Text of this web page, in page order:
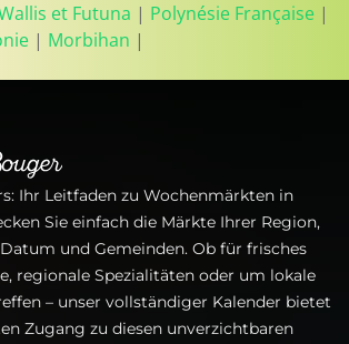
et Futuna | Polynésie Française |
| Morbihan |
Ihr Leitfaden zu Wochenmärkten in
Sie einfach die Märkte Ihrer Region,
und Gemeinden. Ob für frisches
regionale Spezialitäten oder um lokale
– unser vollständiger Kalender bietet
Zugang zu diesen unverzichtbaren